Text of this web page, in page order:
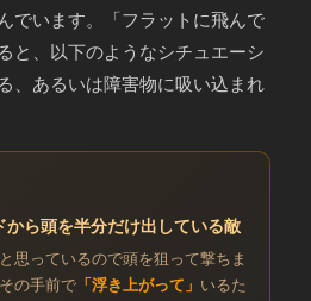
でいます。「フラットに飛んで
と、以下のようなシチュエーシ
、あるいは障害物に吸い込まれ
ら頭を半分だけ出している敵
思っているので頭を狙って撃ちま
の手前で「浮き上がって」 いるた